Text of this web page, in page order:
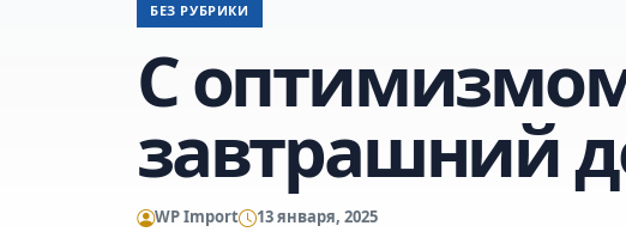
БЕЗ РУБРИКИ
С
завтрашний
WP Import 13 января, 2025